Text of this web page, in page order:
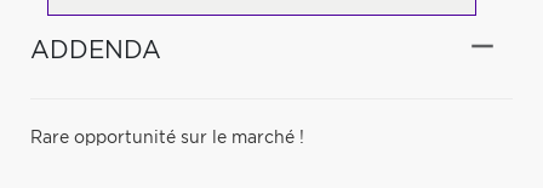
ADDENDA
Rare opportunité sur le marché !